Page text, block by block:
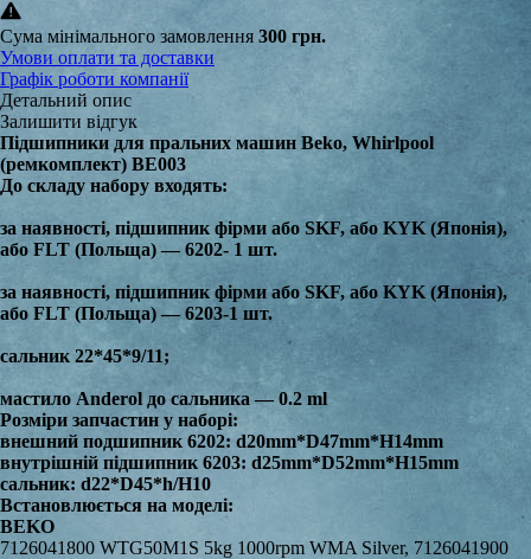
Сума мінімального замовлення 300 грн.
Умови оплати та доставки
Графік роботи компанії
Детальний опис
Залишити відгук
Підшипники для пральних машин Beko, Whirlpool
(ремкомплект) BE003
До складу набору входять:
за наявності, підшипник фірми або SKF, або KYK (Японія),
або FLT (Польща) — 6202- 1 шт.
за наявності, підшипник фірми або SKF, або KYK (Японія),
або FLT (Польща) — 6203-1 шт.
сальник 22*45*9/11;
мастило Anderol до сальника — 0.2 ml
Розміри запчастин у наборі:
внешний подшипник 6202: d20mm*D47mm*H14mm
внутрішній підшипник 6203: d25mm*D52mm*H15mm
сальник: d22*D45*h/H10
Встановлюється на моделі:
BEKO
7126041800 WTG50M1S 5kg 1000rpm WMA Silver, 7126041900 WTE6512 B0B, 7126042000 WTE5512 B0S, 7126042100 WTE 6511 BSS, 7126091100 WTE 6512 BSS, 7127121100 DNME400-TURB1 E400-10 B10B7SLEDTS, 7127141100 WMB51021PLY-POLB1 E400-10B10B7SLEDTS, 7127141200 WMB51021UY-EU B1 E401005 B10B7SLEDTS, 7127141300 WMB51021CSY-SLO-CEKB1E400-10B10B7SLE, 7127141400 WMB51021YU-ITA B1 E401005B10B7SLEDTS, 7127141500 WMB51022PLPTY-POLB1E401005B10B7SLED, 7127141600 WMB 51021 PTY, 7127141700 WMB61021Y+-EU1 B1 E401006B10B7SLEDTS, 7127141800 WMB 51022 CS PTY, 7127141900 WMB61021Y, 7127142100 WTE 6501 B0, 7127142200 WTE 5501 B0, 7127142300 WCA100, 7127142400 SWM6135, 7127221100 DNME400-800D-TURB1 E400-08B10B7SLEDTS, 7127241100 WMB50821PLY-POLB1 E400-08B10B7SLEDTS, 7127241200 WMB50821UY-EU B1 E400805 B10B7SLEDTS, 7127241300 WMB50821CSY-SLO-CEKB1E400-08B10B7SLE, 7127241400 WMB 68032 PTY, 7127241500 WTE 6401 B0, 7127241600 WTE 5401 B0, 7130441100 DNM E400NEVA-EU B1 E400-10 NEVA TS, 7131041100 BLOMWNF5380WEN-EU B1 E400-08 AB09B7STS, 7132541100 WINSTAR SEWM603-YUN B1E400-06NEVAPLUSTS, 7132541200 EV5600+Y-EU B1 E400-06 NEVAPLUSTS, 7132541300 PERFECT F-2003-YUN B1 E400-06 NEVAPLUSTS, 7132541500 EV6600+Y-EU B1 E400605 NEVAPLUSTS, 7132541600 EV5600 Y, 7132541700 JAMES LR5-600A-PAR B1 E400605 NEVAPLUSTS, 7132541800 EV5600Y-ISR B1E400605 PL1NEVAPLUSTS, 7132541900 WMB50601Y+-EUB1E400605B10NEVAPLUSTS, 7132542000 ORION OR5600-DT B1 E400605 PL1NEVAPLUSTS, 7132542100 STARKE ST5600-DT B1 E400605PL1NEVAPLUSTS, 7132542200 WMB50601Y+-YUNB1E400605B10NEVAPLUSTS, 7132542300 TOPHOUSEEV5800+Y-ARJB1E400506PL1NEVAPLS, 7132542400 AMF-6054 OEM, 7132641100 EV5100 + Y, 7132641200 WMB51011PLNY-POL B1E400-10NEVAPLUSTS, 7132641300 WMB51011CSNY-SLO-CEKB1E401005NEVAPL, 7132641400 S.LORENZBSLWAB105-ITAB1E401005NEVAPLUSTS, 7132641500 WML61011PLNY-POLB1E401006NEVAPLUTS, 7132641600 ALTUS AL5100+-ISP B1 E401005 NEVAPLUSTS, 7132641700 NIKKEIBNKWAB105-ITAB1 E401005PL1NEVAPLUS, 7132641800 EV6101+-ISP B1 E401006 PL1NEVAPLUSTS, 7132641900 WML15106MNE+-ALMB1E401005PL1NEVAPLUS, 7132642100 S.LORENZBSLWAB106-ITAB1E401006PL1NEVAPLS, 7132642200 WMB61001Y+-EUB1E401006B10NEVAPLUSTS, 7132642300 WMB61001Y+, 7132642400 WB10106IT-ITAB1E401006B10NEVAPLUSTS, 7132642500 WB10105IT-ITAB1E401005B10NEVAPLUSTS, 7132642600 WMB5100-ITAB1E401005B10NEVAPLUSTS, 7132642700 WMB6100-ITAB1E401006B10NEVAPLUSTS, 7132642800 WMB51001Y+-YUNB1E401005B10NEVAPLUSTS, 7132642900 WMB61002Y+-UKRB1E401006B10NEVAPLUSTS, 7132643000 EV 5100 +Y, 7132643100 ARCTICEF6100A+-ROM B1E401006PL1NEVAPLUS, 7132643200 WMB51011W 5kg w/machine white, 7132643300 WML61001Y, 7132643500 WMB 61001 PL NY, 7132643700 LLF61, 7132643900 WM61000, 7132644000 WMB51022YU, 7132653200 ALTUSALM601-TUR B1 E401006 PL1NEVAPLUSTS, 7132671100 DNME400NEVAPLUS-TURB1E400-10NEVAPLUSTS, 7133141200 DNME400NEVAPLUS08-TURB1E400-08NEVAPLUSTS, 7133141300 WMB50811PLNY-POLB1E400-08NEVAPLUSTS, 7133141400 EV5800+Y-EU B1 E400-08 NEVAPLUSTS, 7133141500 EV5800+-ITA B1 E400-08 NEVAPLUSTS, 7133141700 RAYLUXLVA58A+RAYLUX-ITAB1E400805NEVAPLUS, 7133141800 RAYMONDLVA805A+-ITAB1E400805 NEVAPLUSTS, 7133141900 EV5801+-NIJ B1 E400805 NEVAPLUSTS, 7133142200 WMB60801Y+-EUB1E400806B10NEVAPLUSTS, 7133142300 WB10806IT-ITAB1E400806B10NEVAPLUSTS, 7133142400 WB10805IT-ITAB1E400805B10NEVAPLUSTS, 7133142500 WMB6800-ITA B1 E400806B10NEVAPLUSTS, 7133142600 WMB5800-ITA B1 E400805B10NEVAPLUSTS, 7133142700 WMB60801Y+-YUNB1E400806B10NEVAPLUSTS, 7133142800 HYUNDAI H5800+-DTB1E400805PL1NEVAPLUSTS, 7133142900 VSWM-5800W PRIVATE LABEL, 7133143000 ALM 581 A ALTUS, 7133143100 WMN 68001 YA, 7133143200 WMN 68001 Y, 7133143300 EF5801A+ ARCTIC, 7133173200 ALTUSALM581A-TUR B1 E400805 NEVAPLUSTS, 7134323200 AL 5600 L ALTUS, 7134341100 WMB50621YU-ISRB1 E400605 B10B7SLEDTS, 7134341200 WMB50621UY-EU B1 E400-06 B10B7SLEDTS, 7134941100 WMB51031UY-EU B1 E400-10 B10B7S TS, 7134941200 WMB51032PLPTY-POLB1E401005B10B7STS, 7134941300 WMB61031PLPTY-POLB1E401006B10B7STS, 7134941400 WMB61031YPTM-ITA B1 E401006 B10B7S, 7134941500 WMB51032UY-NIJ B1 E401005 B10B7S TS, 7134941600 WMB51032CSPTY-CEK/SLKB1E401005B10B7S, 7134941700 WMB51032PLPTYA-POL B1E401005B10B7STS, 7134941800 WTE 5502 B0, 7134941900 WMB 61032 PTY, 7134942000 WMB 51032 PTY, 7134942100 WMB61032PLPTY, 7134942200 WMB61032YPT, 7134991100 WMB61031Y-TUN-S B1E401006 B10B7STS, 7138641100 SAIVODLST1053-ISP B1 E401005PL1AB7SLEDTS, 7138641200 ANSONICWA1315-ISP B1 E401005PL1AB7SLEDTS, 7138641400 LF610BE16W FAR, 7139721100 DNME40MLC10D-EU B1 E401005 B10MLC TS, 7139721200 DNMM_LCD_E400_B10_5_800, 7139741100 WMB51042PLPTY-POL B1E401005 B10MLCTS, 7139741200 WMB51042CSPTY-CEK-SLKB1E401005B10MLC, 7140641100 ESKIMOESK6650-YUN B1 E400506PL2FB7SLEDTS, 7143241200 AFD6001A++ ARCTIC, 7146141100 WMB51001Y+-EUB1E401005B10NEVAPLUSTS, 7146323200 AL 6100 ML ALTUS, 7146341100 WMY61021PTYB3-EUB1E401006B13B7SLED, 7146341200 WMY51022PTYB3-EU1B1E401005B13B7SLED, 7146341300 WTE 6531 X0, 7146341400 WML 61023 N, 7146341500 WTE 6511 BS, 7146341600 WTE6511Y, 7146341700 WTE6511B0, 7146341800 WM61001, 7146341900 WTS61002, 7146342000 WTE 5511 B0, 7146342100 WTG50M1W 5kg WMA White, 7146342200 WTE 6511 BW, 7146342300 WTE 5511 BW, 7146342400 WMXM 61014 DW, 7146342500 WMX 61013 DW, 7146342600 LFS610BE17W PRIVATE LABEL, 7146342700 DD LBF0502W Blomberg LBF0502W WMA White, 7146342800 DNM_MVE 69511 ZWW, 7146342900 AWTE 6511 BWW3, 7146343000 ALX 5011 W ALTUS, 7146343200 BSL61012X PRIVATE LABEL, 7146343300 BSL51012X PRIVATE LABEL, 7146343400 FW1016B618 PRIVATE LABEL, 7146343500 WMD 206 PRIVATE LABEL, 7146343600 WF610LW ALTUS, 7146343700 WCA160, 7146343800 WFA5101W FLAVEL 5kg WMA White, 7146343900 WFA6100W FLAVEL WMA White, 7146344000 AMF6066 OEM, 7146344100 TH6100 PRIVATE LABEL, 7146344200 LST1058 PRIVATE LABEL, 7146344500 EL6108BL+++ PRIVATE LABEL, 7146344700 WSTE6511BWW, 7146344800 EV 61000 Y, 7146344900 LF510M19W PRIVATE LABEL, 7146345000 LF610M19W PRIVATE LABEL, 7146391100 AWX 6211 W ARCELIK, 7146441100 WMY51032 PTYB3-EU B1 E401005 B13B7S, 7146441200 WMY61031PTYB3-EUB1E401006 B13B7STS, 7146441300 WMY 610313, 7146441400 WMY 610322, 7146441700 WTE 6532 B0, 7146441800 WTE 5512 B0, 7146441900 WTE 6512 B0, 7146442000 WTE6512BSS, 7146442100 WTXS61032W, 7146442200 WTXS51022W, 7146442300 DNM_WRE 6512 ZSW, 7146442400 WS5T10MW22W, 7146442600 WFL60WS VOLTAS, 7146442700 APL 61022 BDW4 ARCTIC, 7146442800 WTE6511B0, 7146442900 WTXS61032W, 7146443000 WSTE6512BWW, 7146443100 WTE 5512 B0, 7146443200 WAFM 61000 BREGENZ, 7146491100 WMY61031B3-TUN-SB1 E401006 B13B7S TS, 7146491200 WMY 61033 B3, 7146491300 WTE 6512 BO, 7146823200 AL 5800 ML ALTUS, 7146841100 WMY60821PTYB3-EUB1E400806B13B7SLED, 7146841300 WTE 5411 B0, 7146841400 WTE 6411 B0, 7146841500 ALX 5811 W ALTUS, 7146841600 WTE 5411 B0, 7146841700 T5801E TRADING BRANDS, 7146841800 T6802C TRADING BRANDS, 7146841900 WXF 5380 WZ BLOMBERG, 7146842000 ES 5550 PRIVATE LABEL, 7146842100 LF58M19W PRIVATE LABEL, 7146891100 WTE 5411 B0, 7165941100 WMB 61032 PTYS, 7165991100 AWX 6211 S ARCELIK, 7167041100 WMO 51032 MEU, 7167041200 WML 51032 MEU, 7168441100 LST1055 PRIVATE LABEL, 7170341100 AED5040A++ ARCTIC, 7170341200 AED6040A++ ARCTIC, 7175341100 WTE 5502 BB0BPT, 7311510001 WKL51011EM-RUS B1 S F16 1000 TS TP, 7311530001 WKL51011EM-EXP B1 S F16 1000 TS TP, 7311710001 WKL50611EM-RUS B1 S F16 600 TS TP, 7311730001 WKL50611EM-EXP B1 S F16 600 TS TP, 7311810001 WKL50811EM-RUS B1 S F16 800 TS TP, 7311830001 WKL50811EM-EXP B1 S F16 800 TS TP, 7311910001 WKB50831PTM-RUS B1 S B7S 800 TS TP, 7311910002 RKB58831PTMA RUS B1 S B7S 800, 7311930001 WKB50831M-EXP B1 S B7S 800 TS TP, 7311930002 WKB 50831PTM-UZ B1 S B7S 800 TS TP, 7312010001 WKB51031PTMA-RUS B1 S B7S 1000 TS T, 7312030001 WKB51031PTMA-EXP B1 S B7S 1000 TS T, 7312030002 WKB51031PTM-EXP B1 S B7S 1000 TS T, 7312030003 WKB51031M-EXP B1 S B7S 1000 TS T, 7312030004 WKB51031PTMA-UKR B1 S B7S 1000, 7312030005 WKB51031 PL PTM B1 S B7S 1000, 7312030006 LBU58031PTMW UA B1 S B7S B10100, 7312130001 WKB51231PTMA-EXP B1 S B7S 1200 TS T, 7312210001 WKB51031PTMS-RUS G2 S B7S 1000 TS T, 7312310001 WKB50821PTM-RUS B1 S B7SLed 800 TS, 7312330001 WKB50821PTM-EXP B1 S B7SLed 800 TS, 7312330002 WKB50821M-EXP B1 S B7SLed 800 TS, 7312410001 WKB51021PTMA-RUS B1 S B7SLed 1000 T, 7312430001 WKB51021PTMA-EXP B1 S B7SLed 1000 T, 7312430002 WKB51021M-EXP B1 S B7SLed 1000 T, 7312510001 WKB51021PTMS-RUS G2 S B7SLed 1000 T, 7312510002 ELB57021PTMS-RUS G2 S B7SLed 1000, 7312710001 WKB51031PTMAN- BEL S B7S 1000 TS, 7313910001 WKN50811M-RU B1 S NEVA 800 TS TP, 7313930001 WKN50811M-EXP B1 S NEVA 800 TS TP, 7314010001 WKN51011M-RU B1 S NEVA 1000 TS TP, 7314010002 MVN59011M-RUS B1 S NEVA 1000 TS TP, 7314030001 WKN51011M-EXP B1 S NEVA 1000 TS TP, 7314330001 WKB50621M-EXP B1 S B7SLed 600 TS TP, 7314710001 MVY 59031MW1 RUS B1 S B7S B13 1000, 7314710002 WKY 51031 MW2 RUS B1 S B7S B13 1000, 7314730001 WKY51031PTMB2 EXP B1 S B7S B13 1000, 7314730002 WKY51031PTMB3 IT B1 S B7S B13 1000, 7314730003 WKY51031PTMANB4 EX A1 S B7S B131000, 7314730004 WKY51031PTMW2 UA B1 S B7SB13100, 7314730006 WRS5532BWBWPT UA B1 S B7S B13 1000, 7314730007 WRYS51022C IT B1 S B7S B13 1000, 7315530001 WKY61031YB3 EXP B1 B13 E4001000 B7S, 7315530002 WRE6532B0 H B1 B13 B7S E401000, 7315630001 WKY61021YB3 EXP B1B13E400100B7Sled, 7315630002 WRE6531B0 H B1 B13 E401000 B7Sled, 7315710001 WKB61001Y RUS B1B10E40100NEVA PLUS, 7315710002 WKB61001YS RUS G2B10E40100NEVA PLUS, 7315710003 ELB67001Y RUS B1 B10E4010 NEVA PLUS, 7315710004 MVB69001Y RUS B1B10E40100NEVA PLUS, 7315710005 WKB51011M RU B1B10E40100NEVA PLUS, 7315730001 WKB61001Y UA B1B10E40100NEVA PLUS, 7315730002 WKB61001YA UA B1B10E40100NEVA PLUS, 7315730003 WKB61001 PLNY B1 B10E4010 NEVA PLUS, 7315730004 LBU58001YW UA B1B10 E4010NEVA PLUS, 7315730005 LBU58801YW UA B1 B10 E40800 NEVA PLUS, 7315730006 LBU58001YWA UA B1 B10 E40100 NEVA PLUS, 7315830001 WKY51021YW2 EXP B1 B13B7SLED E40100, 7315830002 WRE5531B0 H B1 B13 B7SLED E401000, 7315930001 WKY51031YW2 EXP B1 B7S B13 E401000, 7315930002 WRE5532B0 HUS B1 B7S B13 E400 1000, 7316010001 WKY60821YW2 RUS B1 B7SLEDB13 E